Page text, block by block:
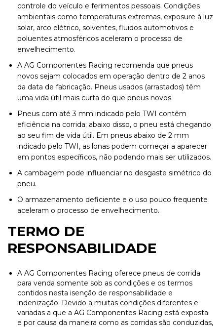
controle do veículo e ferimentos pessoais. Condições
ambientais como temperaturas extremas, exposure à luz
solar, arco elétrico, solventes, fluidos automotivos e
poluentes atmosféricos aceleram o processo de
envelhecimento.
A AG Componentes Racing recomenda que pneus
novos sejam colocados em operação dentro de 2 anos
da data de fabricação. Pneus usados (arrastados) têm
uma vida útil mais curta do que pneus novos.
Pneus com até 3 mm indicado pelo TWI contêm
eficiência na corrida; abaixo disso, o pneu está chegando
ao seu fim de vida útil. Em pneus abaixo de 2 mm
indicado pelo TWI, as lonas podem começar a aparecer
em pontos específicos, não podendo mais ser utilizados.
A cambagem pode influenciar no desgaste simétrico do
pneu.
O armazenamento deficiente e o uso pouco frequente
aceleram o processo de envelhecimento.
TERMO DE
RESPONSABILIDADE
A AG Componentes Racing oferece pneus de corrida
para venda somente sob as condições e os termos
contidos nesta isenção de responsabilidade e
indenização. Devido a muitas condições diferentes e
variadas a que a AG Componentes Racing está exposta
e por causa da maneira como as corridas são conduzidas,